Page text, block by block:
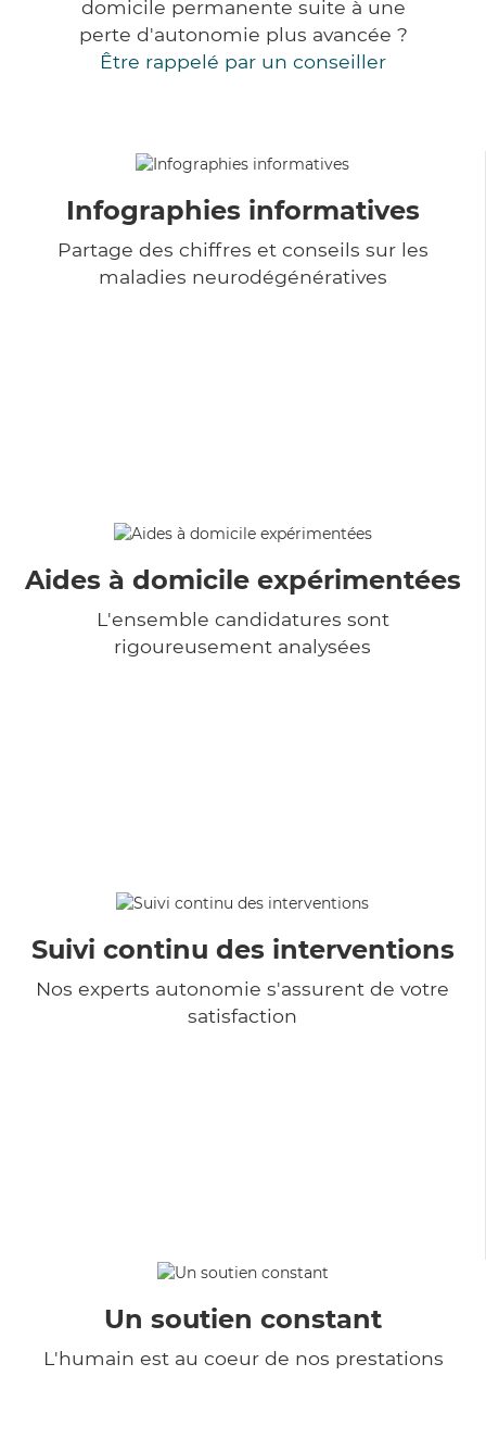
domicile permanente suite à une
perte d'autonomie plus avancée ?
Être rappelé par un conseiller
Infographies informatives
Partage des chiffres et conseils sur les
maladies neurodégénératives
Aides à domicile expérimentées
L'ensemble candidatures sont
rigoureusement analysées
Suivi continu des interventions
Nos experts autonomie s'assurent de votre
satisfaction
Un soutien constant
L'humain est au coeur de nos prestations